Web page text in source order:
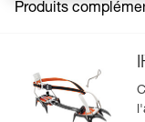
Produits